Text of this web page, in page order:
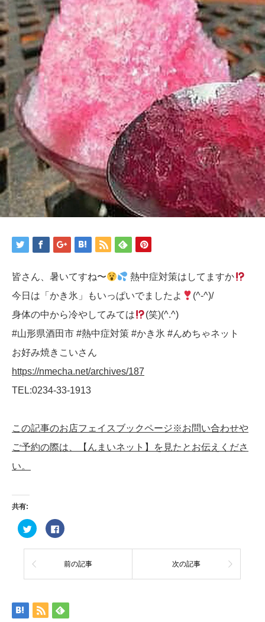
皆さん、暑いてすね〜
熱中症対策はしてますか
今日は「かき氷」もいっぱいでましたよ
(^-^)/
身体の中から冷やしてみては
(笑)(^.^)
#山形県酒田市 #熱中症対策 #かき氷 #んめちゃネット
お好み焼きこいさん
https://nmecha.net/archives/187
TEL:0234-33-1913
この記事のお店フェイスブックページ※お問い合わせや
ご予約の際は、【んまいネット】を見たとお伝えくださ
い。
共有:
ク
リ
ク
て
Twitter
し
い
ウ
Facebook
で
有
る
に
ク
し
て
前の記事 次の記事